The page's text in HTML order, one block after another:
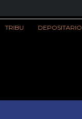
TRIBU DEPOSITARIO